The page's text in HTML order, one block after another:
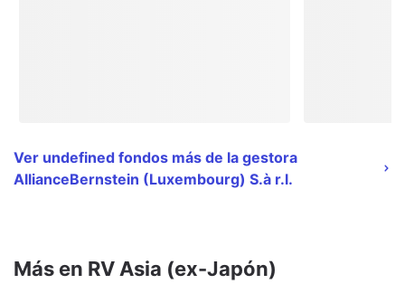
Ver undefined fondos más de la gestora
AllianceBernstein (Luxembourg) S.à r.l.
Más en RV Asia (ex-Japón)